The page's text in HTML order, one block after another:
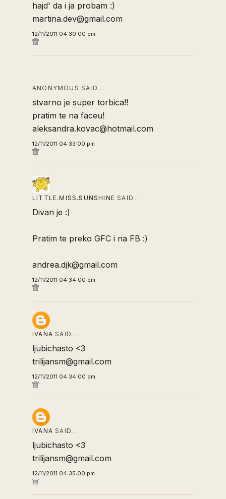
hajd' da i ja probam :)
martina.dev@gmail.com
12/11/2011 04:30:00 pm
ANONYMOUS SAID…
stvarno je super torbica!!
pratim te na faceu!
aleksandra.kovac@hotmail.com
12/11/2011 04:33:00 pm
LITTLE.MISS.SUNSHINE SAID…
Divan je :)
Pratim te preko GFC i na FB :)
andrea.djk@gmail.com
12/11/2011 04:34:00 pm
IVANA SAID…
ljubichasto <3
trilijansm@gmail.com
12/11/2011 04:34:00 pm
IVANA SAID…
ljubichasto <3
trilijansm@gmail.com
12/11/2011 04:35:00 pm